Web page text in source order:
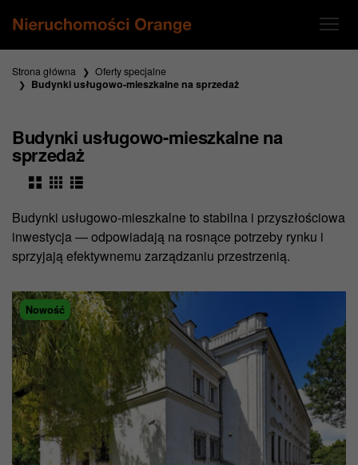
Strona główna
Oferty specjalne
Budynki usługowo-mieszkalne na sprzedaż
Budynki usługowo-mieszkalne na
sprzedaż
Budynki usługowo-mieszkalne to stabilna i przyszłościowa
inwestycja — odpowiadają na rosnące potrzeby rynku i
sprzyjają efektywnemu zarządzaniu przestrzenią.
Nowość